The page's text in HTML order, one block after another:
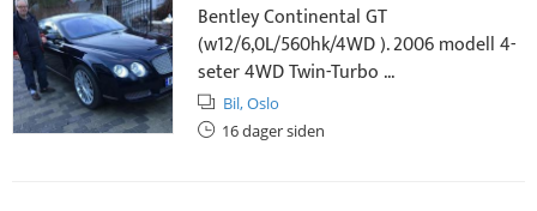
Bentley Continental GT
(w12/6,0L/560hk/4WD ). 2006 modell 4-
seter 4WD Twin-Turbo ...
Bil,Oslo
16 dager siden